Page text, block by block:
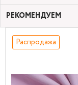
РЕКОМЕНДУЕМ
Распродажа